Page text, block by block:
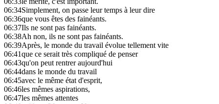
06:34Simplement, on passe leur temps à leur dire
06:36que vous êtes des fainéants.
06:37Ils ne sont pas fainéants.
06:38Ah non, ils ne sont pas fainéants.
06:39Après, le monde du travail évolue tellement vite
06:41que ce serait très compliqué de penser
06:43qu'on peut rentrer aujourd'hui
06:44dans le monde du travail
06:45avec le même état d'esprit,
06:46les mêmes aspirations,
06:47les mêmes attentes